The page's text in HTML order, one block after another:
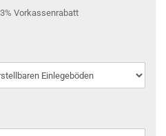
3% Vorkassenrabatt